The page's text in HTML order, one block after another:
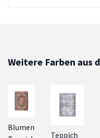
Weitere Farben aus
Blumen
Teppich